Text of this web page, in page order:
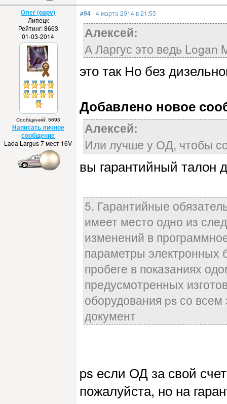
Олег (oapv)
Липецк
Рейтинг: 8663
01-03-2014
Сообщений: 5693
Написать личное
сообщение
Lada Largus 7 мест 16V
#94- 4 марта 2014 в 21:55
Алексей:
А Ларгус это ведь Logan
это так Но без
Добавлено новое
Алексей:
Или лучше у ОД, чтобы
вы гарантийный талон
5. Гарантийные
имеет место одно из
изменений в
параметры электронных
пробеге в показаниях
предусмотренных
оборудования ps со
документ
ps если ОД за свой
пожалуйста, но на